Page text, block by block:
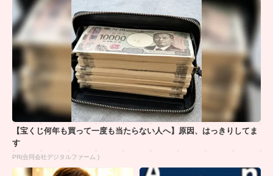
【宝くじ何年も買って一度も当たらない人へ】原因、はっきりしてま
す
PR(合同会社デジタルファーム )